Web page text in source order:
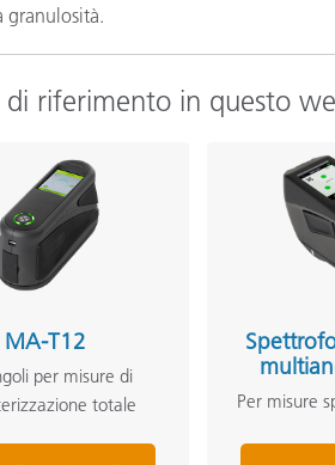
granulosità.
di riferimento in questo
MA-T12
per misure di
totale
Per misure